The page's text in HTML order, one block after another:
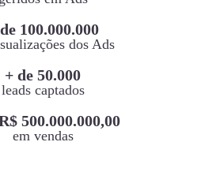
100.000.000
dos Ads
+ de 50.000
leads captados
500.000.000,00
em vendas